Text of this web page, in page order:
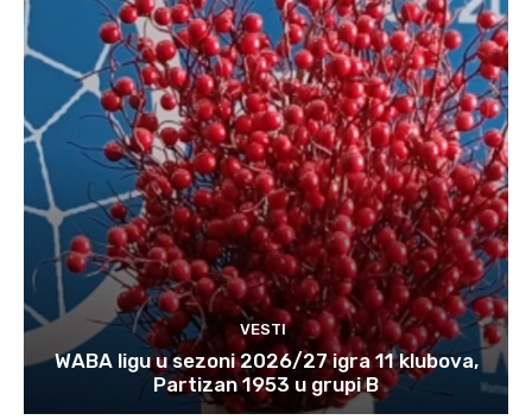
VESTI
WABA ligu u sezoni 2026/27 igra 11 klubova,
Partizan 1953 u grupi B